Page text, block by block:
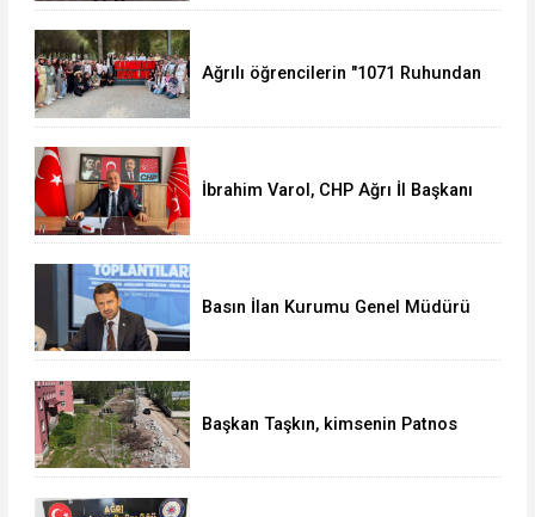
Ağrılı öğrencilerin "1071 Ruhundan
İbrahim Varol, CHP Ağrı İl Başkanı
Basın İlan Kurumu Genel Müdürü
Başkan Taşkın, kimsenin Patnos